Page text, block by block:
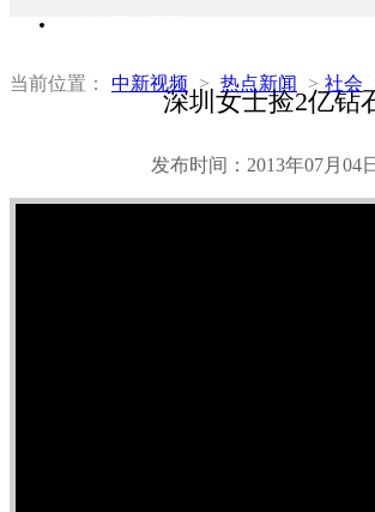
当前位置： 中新视频 > 热点新闻 > 社会
深圳女士捡2亿钻
发布时间：2013年07月04